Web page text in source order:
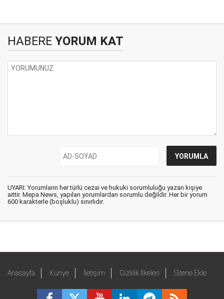
HABERE YORUM KAT
UYARI: Yorumların her türlü cezai ve hukuki sorumluluğu yazan kişiye
aittir. Mepa News, yapılan yorumlardan sorumlu değildir. Her bir yorum
600 karakterle (boşluklu) sınırlıdır.
Anasayfa Künye İletişim Gizlilik İlkeleri Sitene Ekle